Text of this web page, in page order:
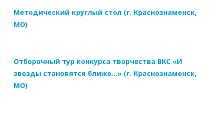
Методический круглый стол (г. Краснознаменск,
МО)
Отборочный тур конкурса творчества ВКС «И
звезды становятся ближе…» (г. Краснознаменск,
МО)